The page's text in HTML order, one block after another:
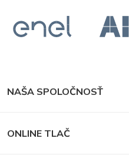
NAŠA SPOLOČNOSŤ
ONLINE TLAČ